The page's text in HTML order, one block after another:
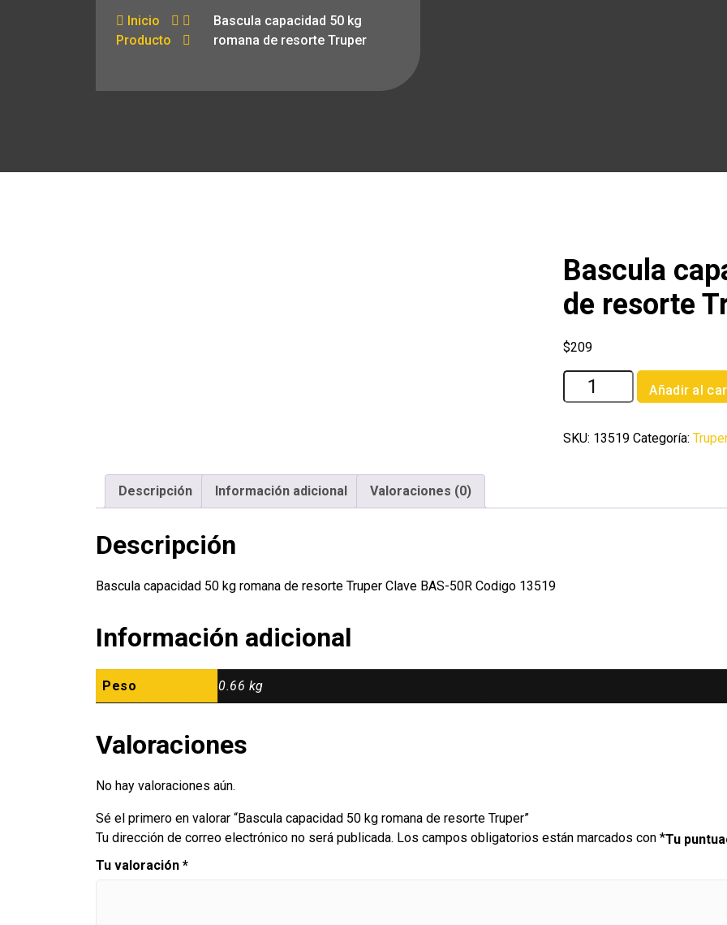
Inicio
Producto
Bascula capacidad 50 kg
romana de resorte Truper
Bascula
de resorte
$209
Bascula
capacidad
kg
Añadir al
SKU: 13519 Categoría:
Descripción Información adicional Valoraciones (0)
Descripción
Bascula capacidad 50 kg romana de resorte Truper Clave BAS-50R Codigo 13519
Información adicional
Peso 0.66 kg
Valoraciones
No hay valoraciones aún.
Sé el primero en valorar “Bascula capacidad 50 kg romana de resorte Truper”
Tu dirección de correo electrónico no será publicada. Los campos obligatorios están marcados con *Tu
Tu valoración *